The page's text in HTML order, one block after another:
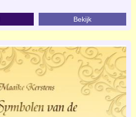
Bekijk